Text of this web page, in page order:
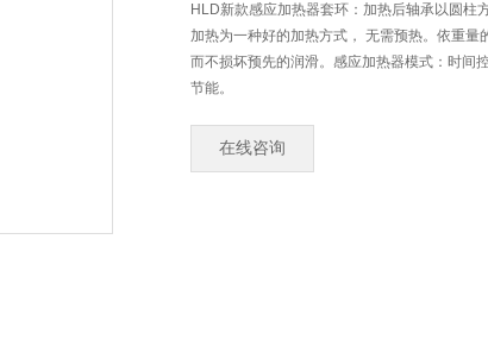
HLD新款感应加热器套环：加热后轴承以圆柱
加热为一种好的加热方式， 无需预热。依重
而不损坏预先的润滑。感应加热器模式：时
节能。
在线咨询